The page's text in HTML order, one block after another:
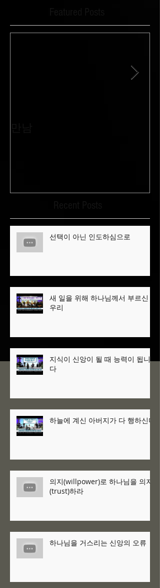
선택이 아닌 인도하심으로
새 일을 위해 하나님께서 부르신
우리
지식이 신앙이 될 때 능력이 됩니
다
하늘에 계신 아버지가 다 행하신다
의지(willpower)로 하나님을 의지
(trust)하라
하나님을 거스리는 신앙의 오류